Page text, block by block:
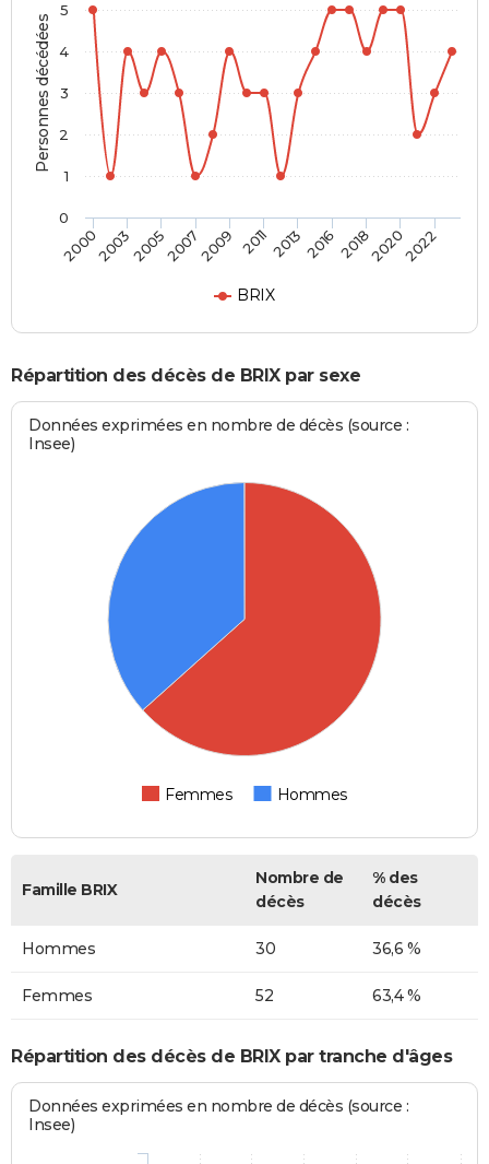
Personnes décédées
BRIX
20002003200520072009 201120132016201820202022
0
1
2
3
4
5
Répartition des décès de BRIX par sexe
Données exprimées en nombre de décès (source :
Insee)
Femmes Hommes
Famille BRIX
Nombre de
décès
% des
décès
Hommes 30 36,6 %
Femmes 52 63,4 %
Répartition des décès de BRIX par tranche d'âges
Données exprimées en nombre de décès (source :
Insee)